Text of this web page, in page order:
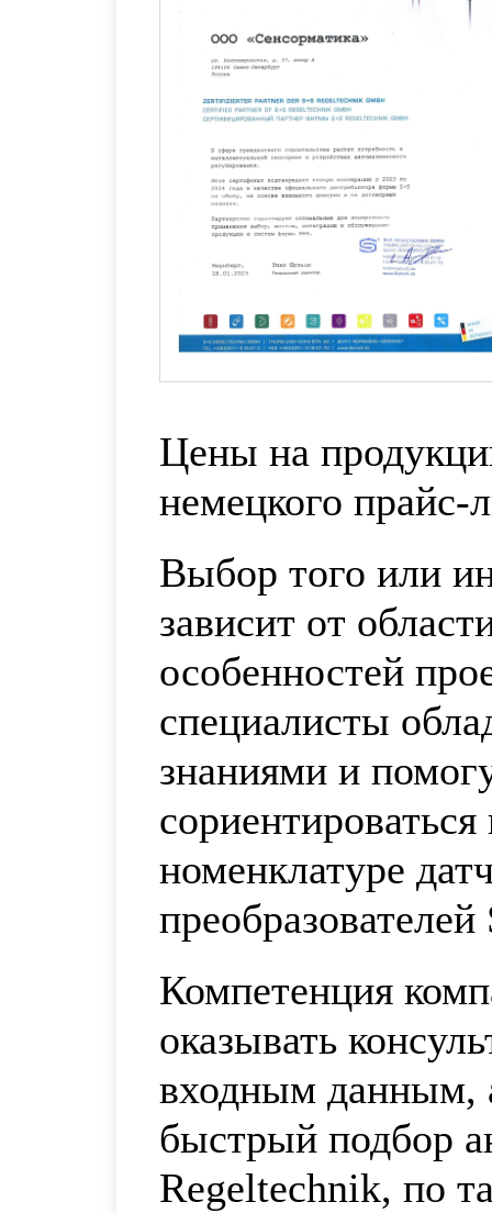
Цены на
немецкого
Выбор того или
зависит от
особенностей
специалисты
знаниями и
номенклатуре
Компетенция
оказывать
входным данным,
быстрый подбор
Regeltechnik, по